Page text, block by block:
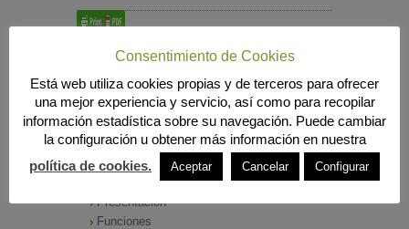
Búsqueda
MENÚ PRINCIPAL
INICIO
Presentación
Funciones
Consentimiento de Cookies
Está web utiliza cookies propias y de terceros para ofrecer
una mejor experiencia y servicio, así como para recopilar
información estadística sobre su navegación. Puede cambiar
la configuración u obtener más información en nuestra
política de cookies.
Aceptar Cancelar Configurar